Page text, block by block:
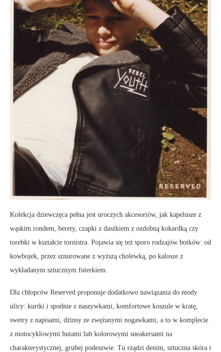
Kolekcja dziewczęca pełna jest uroczych akcesoriów, jak kapelusze z
wąskim rondem, berety, czapki z daszkiem z ozdobną kokardką czy
torebki w kształcie tornistra. Pojawia się też sporo rodzajów botków: od
kowbojek, przez sznurowane z wyższą cholewką, po kalosze z
wykładanym sztucznym futerkiem.
Dla chłopców Reserved proponuje dodatkowo nawiązania do mody
ulicy: kurtki i spodnie z naszywkami, komfortowe koszule w kratę,
swetry z napisami, dżinsy ze zwężanymi nogawkami, a to w komplecie
z motocyklowymi butami lub kolorowymi sneakersami na
charakterystycznej, grubej podeszwie. Tu rządzi denim, sztuczna skóra i